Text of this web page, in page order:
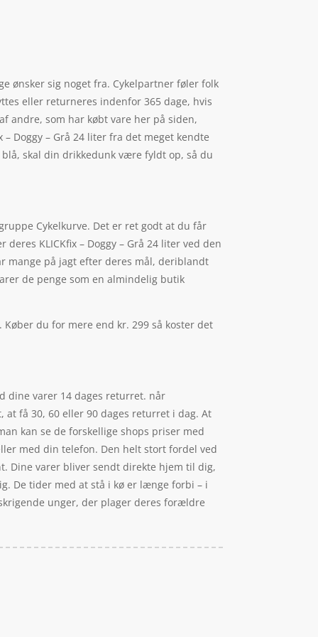
ønsker sig noget fra. Cykelpartner føler folk
eller returneres indenfor 365 dage, hvis
andre, som har købt vare her på siden,
Doggy – Grå 24 liter fra det meget kendte
skal din drikkedunk være fyldt op, så du
Cykelkurve. Det er ret godt at du får
KLICKfix – Doggy – Grå 24 liter ved den
mange på jagt efter deres mål, deriblandt
de penge som en almindelig butik
du for mere end kr. 299 så koster det
dine varer 14 dages returret. når
få 30, 60 eller 90 dages returret i dag. At
kan se de forskellige shops priser med
med din telefon. Den helt stort fordel ved
Dine varer bliver sendt direkte hjem til dig,
De tider med at stå i kø er længe forbi – i
unger, der plager deres forældre